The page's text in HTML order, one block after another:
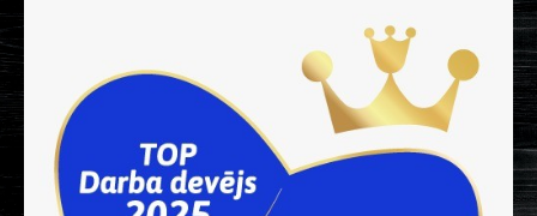
Ražošanas pavāru karstajā cehā,
LIDO
Bistro pārdevēju LIDO ATPŪTAS CENTRS
Trauku mazgātāju LIDO DZIRNAVAS
Iesaiņotājs _Silakrogā LIDO
Virtuves darbinieu - kartupeļu salmiņu